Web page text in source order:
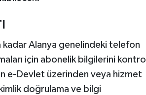
Alanya genelindeki telefon
için abonelik bilgilerini kontrol
e-Devlet üzerinden veya hizmet
doğrulama ve bilgi